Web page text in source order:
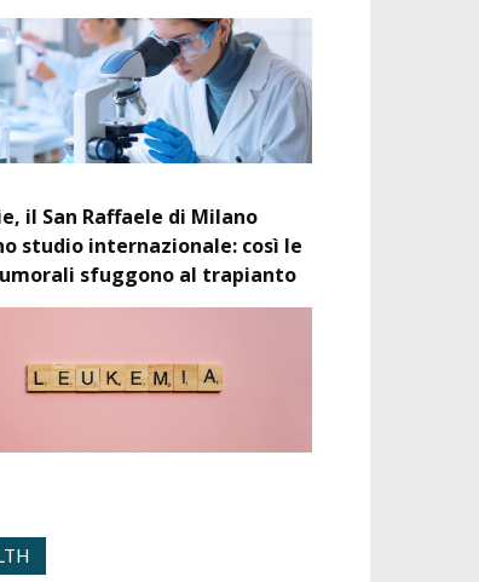
il San Raffaele di Milano
studio internazionale: così le
sfuggono al trapianto